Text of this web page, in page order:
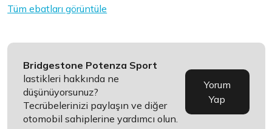
Tüm ebatları görüntüle
Bridgestone Potenza Sport
lastikleri hakkında ne
düşünüyorsunuz?
Tecrübelerinizi paylaşın ve diğer
otomobil sahiplerine yardımcı olun.
Yorum
Yap